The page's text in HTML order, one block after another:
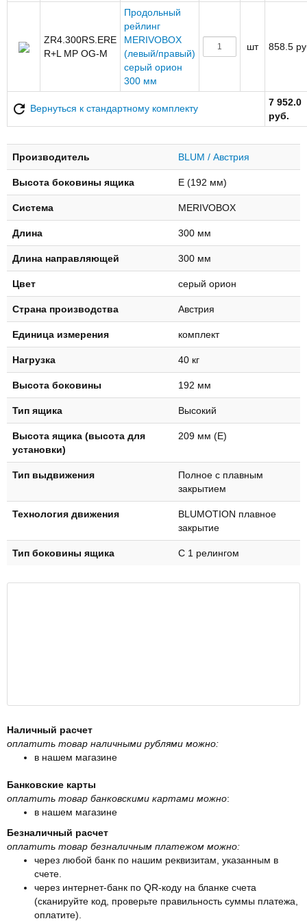
ZR4.300RS.ERE
R+L MP OG-M
Продольный
рейлинг
MERIVOBOX
(левый/правый)
серый орион
300 мм
шт 858.5
Вернуться к стандартному комплекту
7 952.0
руб.
Производитель BLUM / Австрия
Высота боковины ящика E (192 мм)
Система MERIVOBOX
Длина 300 мм
Длина направляющей 300 мм
Цвет серый орион
Страна производства Австрия
Единица измерения комплект
Нагрузка 40 кг
Высота боковины 192 мм
Тип ящика Высокий
Высота ящика (высота для
установки)
209 мм (E)
Тип выдвижения
Полное с плавным
закрытием
Технология движения
BLUMOTION плавное
закрытие
Тип боковины ящика С 1 релингом
Наличный расчет
оплатить товар наличными рублями можно:
в нашем магазине
Банковские карты
оплатить товар банковскими картами можно:
в нашем магазине
Безналичный расчет
оплатить товар безналичным платежом можно:
через любой банк по нашим реквизитам, указанным в
счете.
через интернет-банк по QR-коду на бланке счета
(сканируйте код, проверьте правильность суммы платежа,
оплатите).